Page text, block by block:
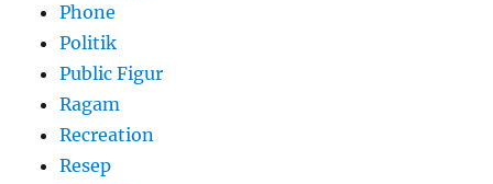
Phone
Politik
Public Figur
Ragam
Recreation
Resep